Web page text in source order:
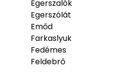
Egerszalók
Egerszólát
Emőd
Farkaslyuk
Fedémes
Feldebrő